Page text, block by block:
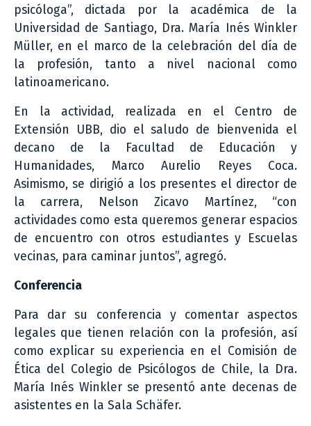
psicóloga”, dictada por la académica de la
Universidad de Santiago, Dra. María Inés Winkler
Müller, en el marco de la celebración del día de
la profesión, tanto a nivel nacional como
latinoamericano.
En la actividad, realizada en el Centro de
Extensión UBB, dio el saludo de bienvenida el
decano de la Facultad de Educación y
Humanidades, Marco Aurelio Reyes Coca.
Asimismo, se dirigió a los presentes el director de
la carrera, Nelson Zicavo Martínez, “con
actividades como esta queremos generar espacios
de encuentro con otros estudiantes y Escuelas
vecinas, para caminar juntos”, agregó.
Conferencia
Para dar su conferencia y comentar aspectos
legales que tienen relación con la profesión, así
como explicar su experiencia en el Comisión de
Ética del Colegio de Psicólogos de Chile, la Dra.
María Inés Winkler se presentó ante decenas de
asistentes en la Sala Schäfer.